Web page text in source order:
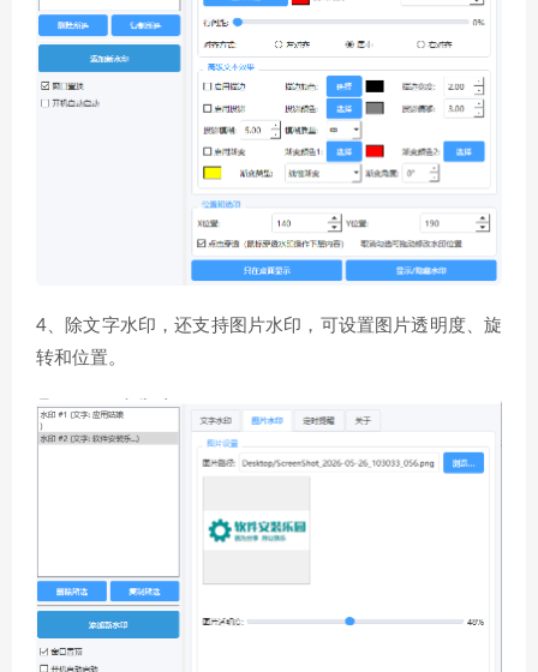
4、除文字水印，还支持图片水印，可设置图片透明度、旋
转和位置。